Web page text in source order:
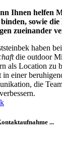
Ihnen helfen
sowie die
zueinander
haben
die outdoor
als Location zu
in einer
die
...